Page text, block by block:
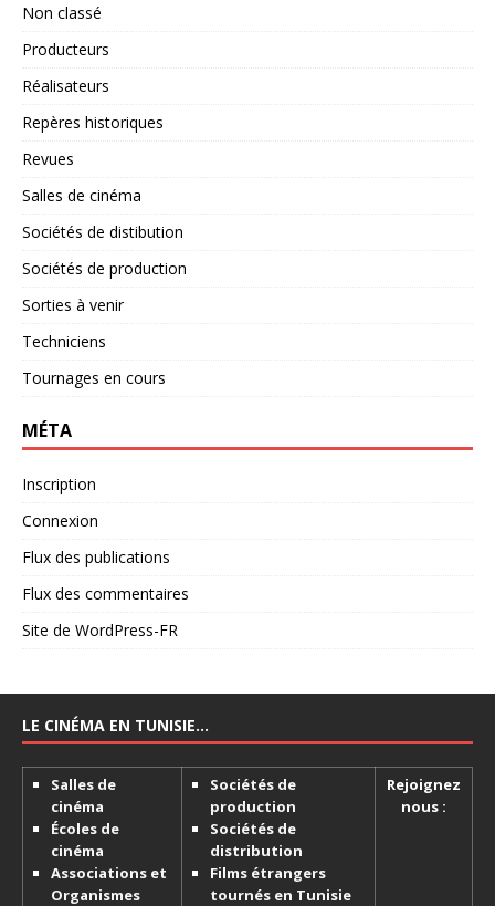
Non classé
Producteurs
Réalisateurs
Repères historiques
Revues
Salles de cinéma
Sociétés de distibution
Sociétés de production
Sorties à venir
Techniciens
Tournages en cours
MÉTA
Inscription
Connexion
Flux des publications
Flux des commentaires
Site de WordPress-FR
LE CINÉMA EN TUNISIE…
Salles de
cinéma
Écoles de
cinéma
Associations et
Organismes
Sociétés de
production
Sociétés de
distribution
Films étrangers
tournés en Tunisie
Rejoignez
nous :